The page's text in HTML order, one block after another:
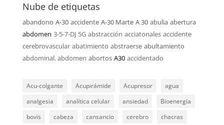
Nube de etiquetas
abandono A-30 accidente A-30 Marte A 30 abulia abertura
abdomen 3-5-7-DJ 5G abstracción acciatonales accidente
cerebrovascular abatimiento abstraerse abultamiento
abdominal. abdomen abortos A30 accidentado
Acu-colgante Acupirámide Acupresor
agua
analgesia
analítica celular ansiedad
Bioenergía
bovis
cabeza cansancio cerebro
chacras